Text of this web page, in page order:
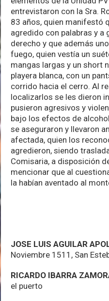
entrevistaron con la Sra.
83 años, quien manifestó
agredido con palabras y a
derecho y que además
fuego, quien vestía un
mangas largas y un short
playera blanca, con un
corrido hacia el cerro. Al
localizarlos se les dieron
pusieron agresivos y
bajo los efectos de
se aseguraron y llevaron
afectada, quien los
agredieron, siendo
Comisaria, a disposición
mencionar que al
la habían aventado al
JOSE LUIS AGUILAR
Noviembre 1511, San
RICARDO IBARRA
el puerto